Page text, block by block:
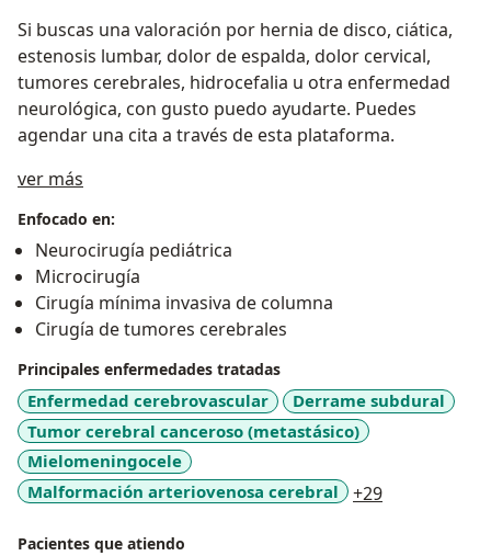
Si buscas una valoración por hernia de disco, ciática,
estenosis lumbar, dolor de espalda, dolor cervical,
tumores cerebrales, hidrocefalia u otra enfermedad
neurológica, con gusto puedo ayudarte. Puedes
agendar una cita a través de esta plataforma.
ver más
Enfocado en:
Neurocirugía pediátrica
Microcirugía
Cirugía mínima invasiva de columna
Cirugía de tumores cerebrales
Principales enfermedades tratadas
Enfermedad cerebrovascular
Derrame subdural
Tumor cerebral canceroso (metastásico)
Mielomeningocele
Malformación arteriovenosa cerebral
+29
Pacientes que atiendo